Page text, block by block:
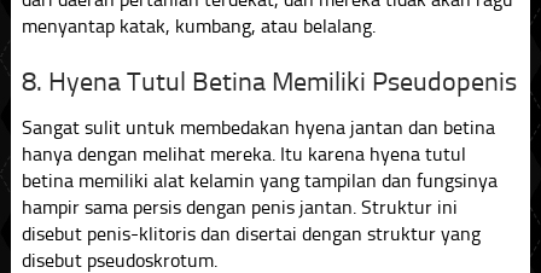
menyantap katak, kumbang, atau belalang.
8. Hyena Tutul Betina Memiliki Pseudopenis
Sangat sulit untuk membedakan hyena jantan dan betina
hanya dengan melihat mereka. Itu karena hyena tutul
betina memiliki alat kelamin yang tampilan dan fungsinya
hampir sama persis dengan penis jantan. Struktur ini
disebut penis-klitoris dan disertai dengan struktur yang
disebut pseudoskrotum.